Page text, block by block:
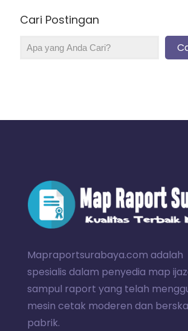
Cari Postingan
Mapraportsurabaya.com adalah
spesialis dalam penyedia map
sampul raport yang telah
mesin cetak moderen dan
pabrik.